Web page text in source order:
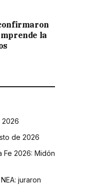
la
2026
de 2026
Fe 2026: Midón
juraron